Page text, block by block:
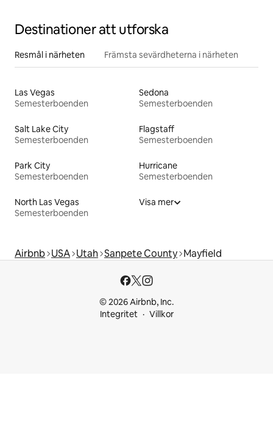
Destinationer att utforska
Resmål i närheten Främsta sevärdheterna i närheten
Las Vegas
Semesterboenden
Sedona
Semesterboenden
Salt Lake City
Semesterboenden
Flagstaff
Semesterboenden
Park City
Semesterboenden
Hurricane
Semesterboenden
North Las Vegas
Semesterboenden
Visa mer
Airbnb USA Utah Sanpete County Mayfield
© 2026 Airbnb, Inc.
Integritet
Villkor